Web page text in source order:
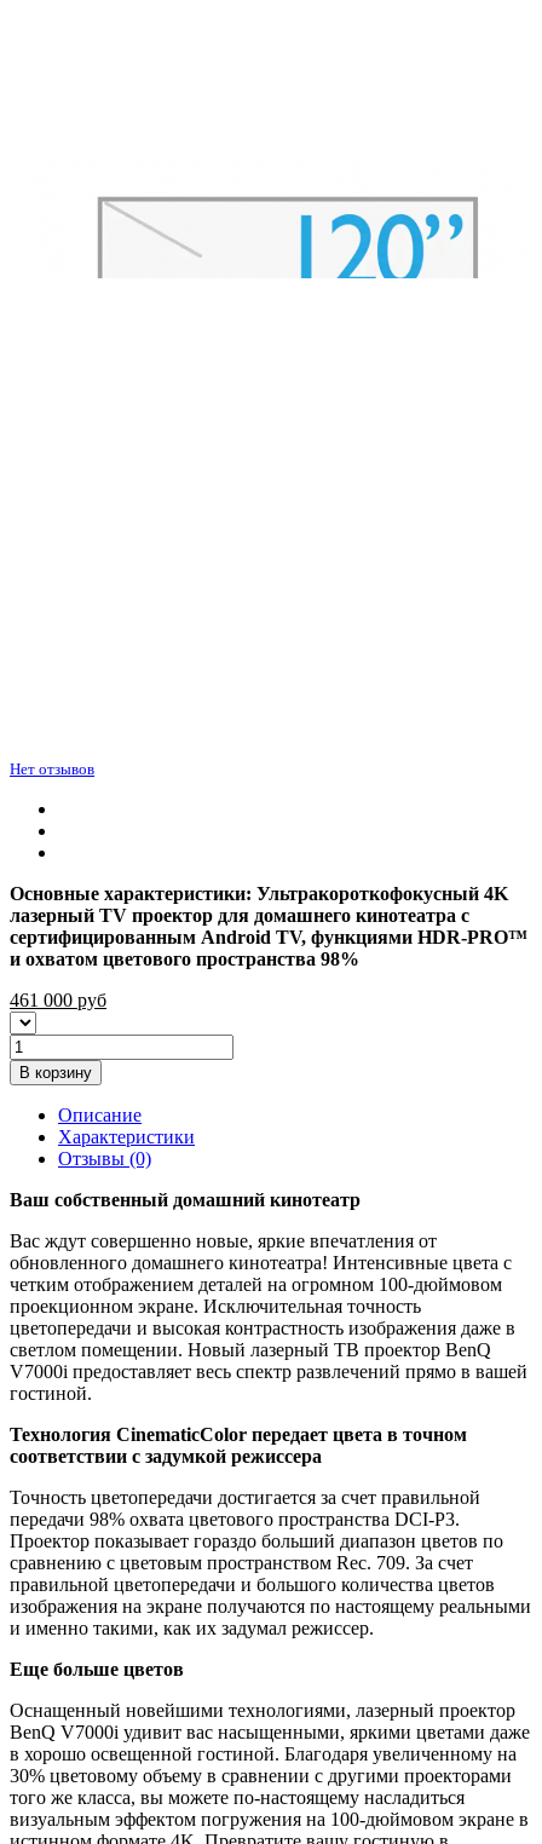
Нет отзывов
Основные характеристики: Ультракороткофокусный 4K
лазерный TV проектор для домашнего кинотеатра c
сертифицированным Android TV, функциями HDR-PRO™
и охватом цветового пространства 98%
461 000 руб
В корзину
Описание
Характеристики
Отзывы (0)
Ваш собственный домашний кинотеатр
Вас ждут совершенно новые, яркие впечатления от
обновленного домашнего кинотеатра! Интенсивные цвета с
четким отображением деталей на огромном 100-дюймовом
проекционном экране. Исключительная точность
цветопередачи и высокая контрастность изображения даже в
светлом помещении. Новый лазерный ТВ проектор BenQ
V7000i предоставляет весь спектр развлечений прямо в вашей
гостиной.
Технология CinematicColor передает цвета в точном
соответствии с задумкой режиссера
Точность цветопередачи достигается за счет правильной
передачи 98% охвата цветового пространства DCI-P3.
Проектор показывает гораздо больший диапазон цветов по
сравнению с цветовым пространством Rec. 709. За счет
правильной цветопередачи и большого количества цветов
изображения на экране получаются по настоящему реальными
и именно такими, как их задумал режиссер.
Еще больше цветов
Оснащенный новейшими технологиями, лазерный проектор
BenQ V7000i удивит вас насыщенными, яркими цветами даже
в хорошо освещенной гостиной. Благодаря увеличенному на
30% цветовому объему в сравнении с другими проекторами
того же класса, вы можете по-настоящему насладиться
визуальным эффектом погружения на 100-дюймовом экране в